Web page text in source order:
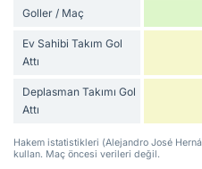
Goller / Maç
Ev Sahibi Takım Gol
Attı
Deplasman Takımı Gol
Attı
Hakem istatistikleri (Alejandro José
kullan. Maç öncesi verileri değil.